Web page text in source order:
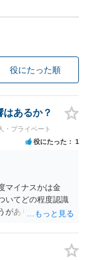
役にたった順
あるか？
・プライベート
役にたった 1
マイナスかは金
いてどの程度認識
がありません。 と
。